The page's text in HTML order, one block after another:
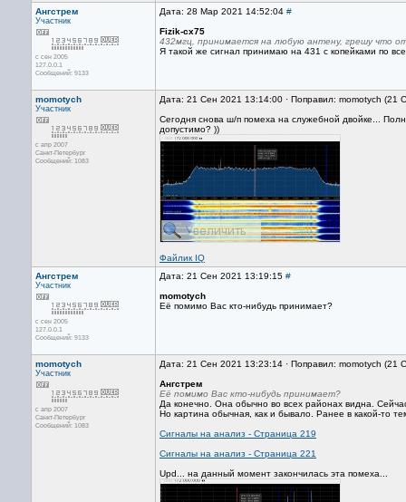
Ангстрем
Участник
с сен 2005
127.0.0.1
Сообщений: 9133
Дата: 28 Мар 2021 14:52:04 #
Fizik-cx75
432мгц, принимается на любую антену, грешу что
Я такой же сигнал принимаю на 431 с копейками по
momotych
Участник
с апр 2007
Санкт-Петербург
Сообщений: 1083
Дата: 21 Сен 2021 13:14:00 · Поправил: momotych (21
Сегодня снова ш/п помеха на служебной двойке...
допустимо? ))
Файлик IQ
Ангстрем
Участник
с сен 2005
127.0.0.1
Сообщений: 9133
Дата: 21 Сен 2021 13:19:15 #
momotych
Её помимо Вас кто-нибудь принимает?
momotych
Участник
с апр 2007
Санкт-Петербург
Сообщений: 1083
Дата: 21 Сен 2021 13:23:14 · Поправил: momotych (21
Ангстрем
Её помимо Вас кто-нибудь принимает?
Да конечно. Она обычно во всех районах видна.
Но картина обычная, как и бывало. Ранее в какой-то
Сигналы на анализ - Страница 219
Сигналы на анализ - Страница 221
Upd... на данный момент закончилась эта помеха...